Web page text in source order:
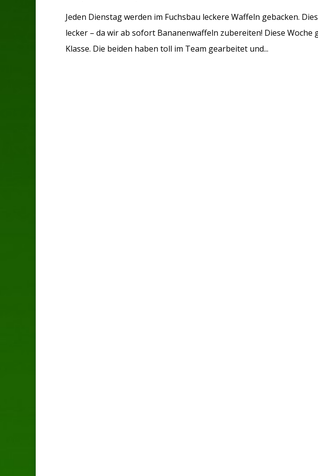
Jeden Dienstag werden im Fuchsbau leckere Waffeln gebacken.
lecker – da wir ab sofort Bananenwaffeln zubereiten! Diese Woche
Klasse. Die beiden haben toll im Team gearbeitet und...